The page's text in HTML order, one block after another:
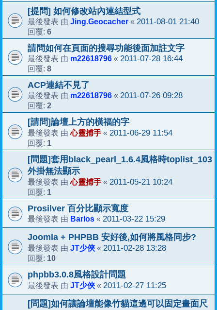
[提問] 如何修改站內連結型式
最後發表 由 Jing.Geocacher « 2011-08-01 21:40
回覆: 6
請問如何在頁面的搜尋功能後面加註文字
最後發表 由 m22618796 « 2011-07-28 16:44
回覆: 8
ACP連結不見了
最後發表 由 m22618796 « 2011-07-26 09:28
回覆: 2
[請問]論壇上方的橫福的字
最後發表 由心靈捕手 « 2011-06-29 11:54
回覆: 1
[問題]套用black_pearl_1.6.4風格時toplist_103
外掛無法顯示
最後發表 由心靈捕手 « 2011-05-21 10:24
回覆: 1
Prosilver 百分比顯示寬度
最後發表 由 Barlos « 2011-03-22 15:29
Joomla + PHPBB 安好後,如何將風格同步?
最後發表 由 JT少俠 « 2011-02-28 13:28
回覆: 10
phpbb3.0.8風格設計問題
最後發表 由 JT少俠 « 2011-02-27 11:25
[問題]如何讓論壇能像竹貓這邊可以固定畫面尺